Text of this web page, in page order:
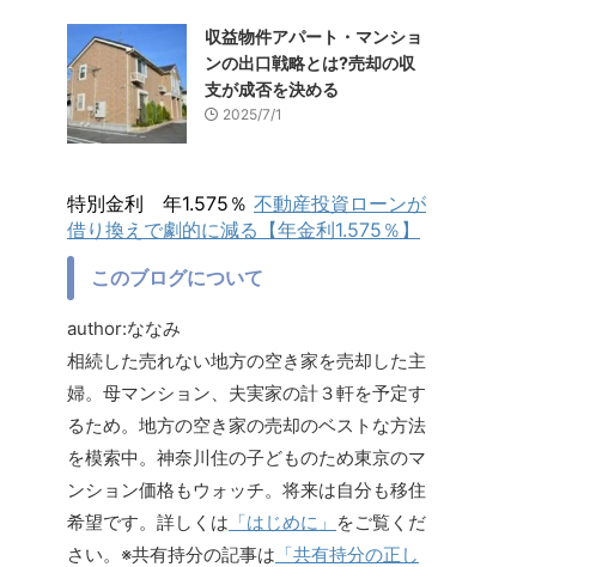
収益物件アパート・マンショ
ンの出口戦略とは?売却の収
支が成否を決める
2025/7/1
特別金利 年1.575％ 不動産投資ローンが
借り換えで劇的に減る【年金利1.575％】
このブログについて
author:ななみ
相続した売れない地方の空き家を売却した主
婦。母マンション、夫実家の計３軒を予定す
るため。地方の空き家の売却のベストな方法
を模索中。神奈川住の子どものため東京のマ
ンション価格もウォッチ。将来は自分も移住
希望です。詳しくは 「はじめに」 をご覧くだ
さい。※共有持分の記事は 「共有持分の正し